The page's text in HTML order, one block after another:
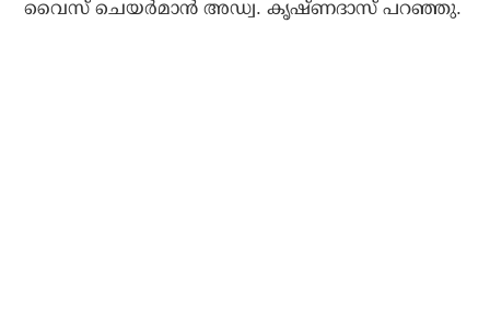
വൈസ് ചെയര്‍മാന്‍ അഡ്വ. കൃഷ്ണദാസ് പറഞ്ഞു.